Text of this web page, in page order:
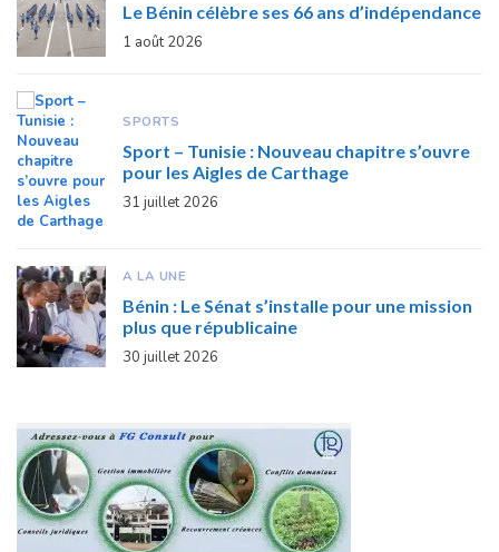
Le Bénin célèbre ses 66 ans d’indépendance
1 août 2026
SPORTS
Sport – Tunisie : Nouveau chapitre s’ouvre
pour les Aigles de Carthage
31 juillet 2026
A LA UNE
Bénin : Le Sénat s’installe pour une mission
plus que républicaine
30 juillet 2026